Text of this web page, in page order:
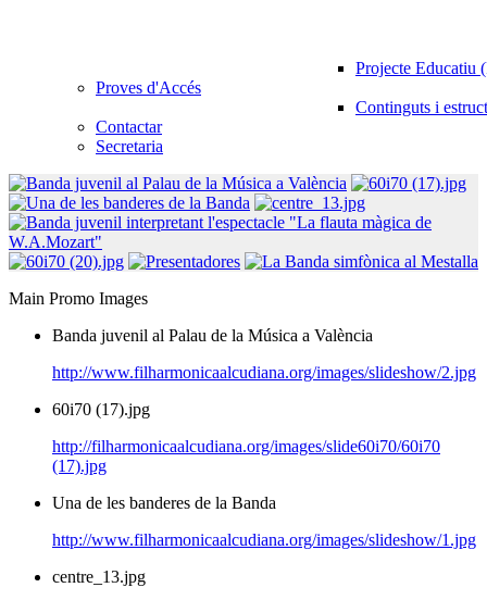
Projecte Educatiu
Proves d'Accés
Continguts i
Contactar
Secretaria
Main Promo Images
Banda juvenil al Palau de la Música a València
http://www.filharmonicaalcudiana.org/images/slideshow/2.jpg
60i70 (17).jpg
http://filharmonicaalcudiana.org/images/slide60i70/60i70
(17).jpg
Una de les banderes de la Banda
http://www.filharmonicaalcudiana.org/images/slideshow/1.jpg
centre_13.jpg